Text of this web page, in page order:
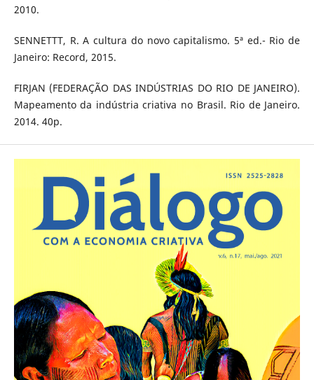
2010.
SENNETTT, R. A cultura do novo capitalismo. 5ª ed.- Rio de
Janeiro: Record, 2015.
FIRJAN (FEDERAÇÃO DAS INDÚSTRIAS DO RIO DE JANEIRO).
Mapeamento da indústria criativa no Brasil. Rio de Janeiro.
2014. 40p.